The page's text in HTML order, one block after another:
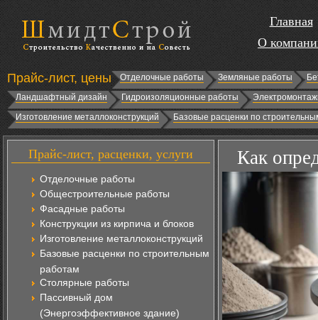
Главная
О
Прайс-лист, цены Отделочные работы Земляные работы
Ландшафтный дизайн
Гидроизоляционные работы
Изготовление металлоконструкций
Базовые расценки по
Прайс-лист, расценки, услуги
Отделочные работы
Общестроительные работы
Фасадные работы
Конструкции из кирпича и блоков
Изготовление металлоконструкций
Базовые расценки по строительным
работам
Столярные работы
Пассивный дом
(Энергоэффективное здание)
Как